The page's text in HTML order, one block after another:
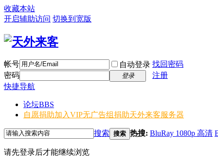
收藏本站
开启辅助访问 切换到宽版
帐号 自动登录 找回密码
密码
登录
注册
快捷导航
论坛BBS
自愿捐助加入VIP无广告组捐助天外来客服务器
搜索 搜索 热搜: BluRay 1080p 高清
请先登录后才能继续浏览